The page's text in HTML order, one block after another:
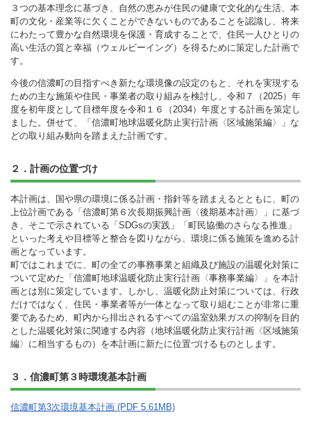
３つの基本理念に基づき、自然の恵みが住民の健康で文化的な生活、本
町の文化・産業等に欠くことができないものであることを認識し、将来
にわたって豊かな自然環境を保護・育成することで、住民一人ひとりの
高い生活の質と幸福（ウェルビーイング）を得るために策定した計画で
す。
今後の信濃町の目指すべき新たな環境像の設定のもと、それを実現する
ための主な施策や住民・事業者の取り組みを検討し、令和７（2025）年
度を初年度として目標年度を令和１６（2034）年度とする計画を策定し
ました。併せて、「信濃町地球温暖化防止実行計画〈区域施策編〉」な
どの取り組み動向を踏まえた計画です。
２．計画の位置づけ
本計画は、国や県の環境に係る計画・指針等を踏まえるとともに、町の
上位計画である「信濃町第６次長期振興計画〈後期基本計画〉」に基づ
き、そこで示されている「SDGsの実践」「町民協働のさらなる推進」
といった考えや目標等と整合を図りながら、環境に係る施策を進める計
画となっています。
町ではこれまでに、町の全ての事務事業と組織及び施設の温暖化対策に
ついて定めた「信濃町地球温暖化防止実行計画〈事務事業編〉」を本計
画とは別に策定しています。しかし、温暖化防止対策については、行政
だけではなく、住民・事業者等が一体となって取り組むことが非常に重
要であるため、町内から排出されるすべての温室効果ガスの抑制を目的
とした温暖化対策に関連する内容（地球温暖化防止実行計画〈区域施策
編〉に相当するもの）を本計画に新たに位置づけるものとします。
３．信濃町第３時環境基本計画
信濃町第3次環境基本計画 (PDF 5.61MB)